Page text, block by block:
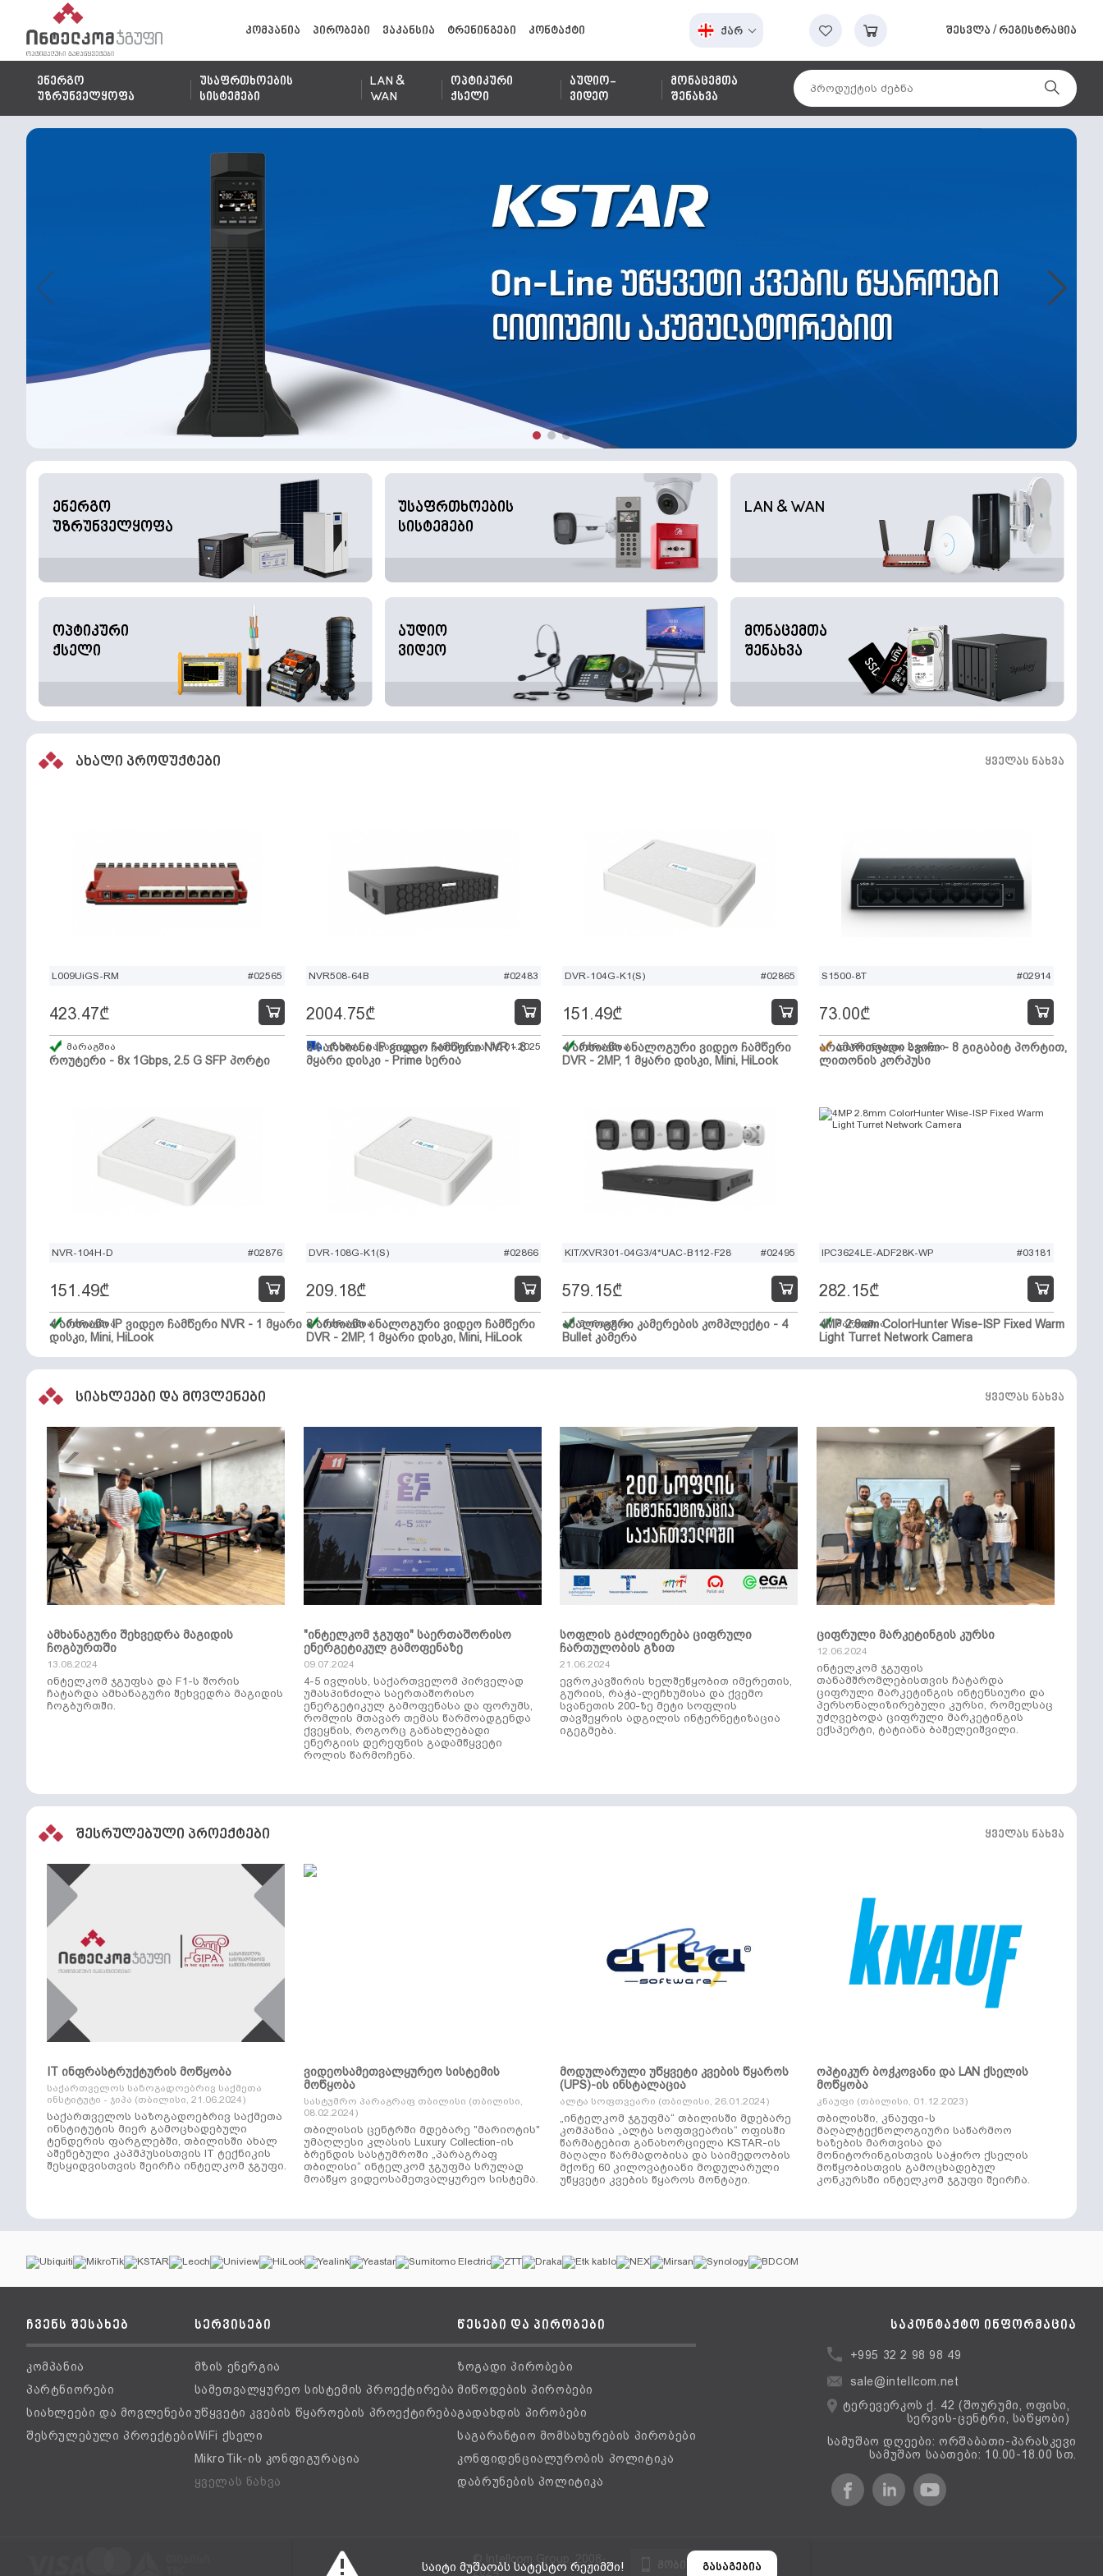
კომპანია პირობები ვაკანსია ტრენინგები კონტაქტი ქარ შესვლა / რეგისტრაცია
ენერგო
უზრუნველყოფა
უსაფრთხოების
სისტემები
LAN &
WAN
ოპტიკური
ქსელი
აუდიო-
ვიდეო
მონაცემთა
შენახვა
ენერგო
უზრუნველყოფა
უსაფრთხოების
სისტემები
LAN & WAN
ოპტიკური
ქსელი
აუდიო
ვიდეო
მონაცემთა
შენახვა
ახალი პროდუქტები ყველას ნახვა
L009UiGS-RM #02565
როუტერი - 8x 1Gbps, 2.5 G SFP პორტი
423.47₾
მარაგშია
NVR508-64B #02483
64 არხიანი IP ვიდეო ჩამწერი NVR - 8
მყარი დისკი - Prime სერია
2004.75₾
გზაშია, სავარაუდო ჩამოსვლა: 10.01.2025
DVR-104G-K1(S) #02865
4 არხიანი ანალოგური ვიდეო ჩამწერი
DVR - 2MP, 1 მყარი დისკი, Mini, HiLook
151.49₾
მარაგშია
S1500-8T #02914
არამართვადი სვიჩი - 8 გიგაბიტ პორტით,
ლითონის კორპუსი
73.00₾
დარჩენილია 2 ცალი
NVR-104H-D #02876
4 არხიანი IP ვიდეო ჩამწერი NVR - 1 მყარი
დისკი, Mini, HiLook
151.49₾
მარაგშია
DVR-108G-K1(S) #02866
8 არხიანი ანალოგური ვიდეო ჩამწერი
DVR - 2MP, 1 მყარი დისკი, Mini, HiLook
209.18₾
მარაგშია
KIT/XVR301-04G3/4*UAC-B112-F28 #02495
ანალოგური კამერების კომპლექტი - 4
Bullet კამერა
579.15₾
მარაგშია
IPC3624LE-ADF28K-WP #03181
4MP 2.8mm ColorHunter Wise-ISP Fixed Warm
Light Turret Network Camera
282.15₾
მარაგშია
სიახლეები და მოვლენები ყველას ნახვა
ამხანაგური შეხვედრა მაგიდის
ჩოგბურთში
13.08.2024
ინტელკომ ჯგუფსა და F1-ს შორის
ჩატარდა ამხანაგური შეხვედრა მაგიდის
ჩოგბურთში.
"ინტელკომ ჯგუფი" საერთაშორისო
ენერგეტიკულ გამოფენაზე
09.07.2024
4-5 ივლისს, საქართველომ პირველად
უმასპინძილა საერთაშორისო
ენერგეტიკულ გამოფენასა და ფორუმს,
რომლის მთავარ თემას წარმოადგენდა
ქვეყნის, როგორც განახლებადი
ენერგიის დერეფნის გადამწყვეტი
როლის წარმოჩენა.
სოფლის გაძლიერება ციფრული
ჩართულობის გზით
21.06.2024
ევროკავშირის ხელშეწყობით იმერეთის,
გურიის, რაჭა-ლეჩხუმისა და ქვემო
სვანეთის 200-ზე მეტი სოფლის
თავშეყრის ადგილის ინტერნეტიზაცია
იგეგმება.
ციფრული მარკეტინგის კურსი
12.06.2024
ინტელკომ ჯგუფის
თანამშრომლებისთვის ჩატარდა
ციფრული მარკეტინგის ინტენსიური და
პერსონალიზირებული კურსი, რომელსაც
უძღვებოდა ციფრული მარკეტინგის
ექსპერტი, ტატიანა ბაშელეიშვილი.
შესრულებული პროექტები ყველას ნახვა
IT ინფრასტრუქტურის მოწყობა
საქართველოს საზოგადოებრივ საქმეთა
ინსტიტუტი - ჯიპა (თბილისი, 21.06.2024)
საქართველოს საზოგადოებრივ საქმეთა
ინსტიტუტის მიერ გამოცხადებული
ტენდერის ფარგლებში, თბილისში ახალ
აშენებული კაპმპუსისთვის IT ტექნიკის
შესყიდვისთვის შეირჩა ინტელკომ ჯგუფი.
ვიდეოსამეთვალყურეო სისტემის
მოწყობა
სასტუმრო პარაგრაფ თბილისი (თბილისი,
08.02.2024)
თბილისის ცენტრში მდებარე "მარიოტის"
უმაღლესი კლასის Luxury Collection-ის
ბრენდის სასტუმროში „პარაგრაფ
თბილისი“ ინტელკომ ჯგუფმა სრულად
მოაწყო ვიდეოსამეთვალყურეო სისტემა.
მოდულარული უწყვეტი კვების წყაროს
(UPS)-ის ინსტალაცია
ალტა სოფთვეარი (თბილისი, 26.01.2024)
„ინტელკომ ჯგუფმა“ თბილისში მდებარე
კომპანია „ალტა სოფთვეარის“ ოფისში
წარმატებით განახორციელა KSTAR-ის
მაღალი წარმადობისა და საიმედოობის
მქონე 60 კილოვატიანი მოდულარული
უწყვეტი კვების წყაროს მონტაჟი.
ოპტიკურ ბოჭკოვანი და LAN ქსელის
მოწყობა
კნაუფი (თბილისი, 01.12.2023)
თბილისში, კნაუფი-ს
მაღალტექნოლოგიური საწარმოო
ხაზების მართვისა და
მონიტორინგისთვის საჭირო ქსელის
მოწყობისთვის გამოცხადებულ
კონკურსში ინტელკომ ჯგუფი შეირჩა.
ჩვენს შესახებ
კომპანია
პარტნიორები
სიახლეები და მოვლენები
შესრულებული პროექტები
სერვისები
მზის ენერგია
სამეთვალყურეო სისტემის პროექტირება
უწყვეტი კვების წყაროების პროექტირება
WiFi ქსელი
MikroTik-ის კონფიგურაცია
ყველას ნახვა
წესები და პირობები
ზოგადი პირობები
მიწოდების პირობები
გადახდის პირობები
საგარანტიო მომსახურების პირობები
კონფიდენციალურობის პოლიტიკა
დაბრუნების პოლიტიკა
საკონტაქტო ინფორმაცია
+995 32 2 98 98 49
sale@intellcom.net
ტერევერკოს ქ. 42 (შოურუმი, ოფისი,
სერვის-ცენტრი, საწყობი)
სამუშაო დღეები: ორშაბათი-პარასკევი
სამუშაო საათები: 10.00-18.00 სთ.
2024
მობილური ვერსია
საიტი მუშაობს სატესტო რეჟიმში! გასაგებია